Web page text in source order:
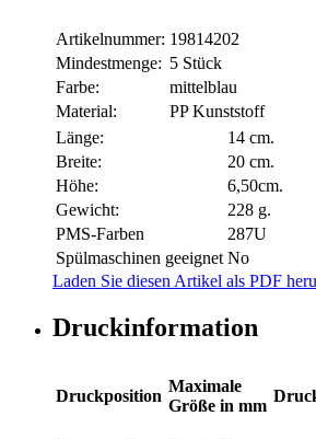
Artikelnummer: 19814202
Mindestmenge: 5 Stück
Farbe:
mittelblau
Material:
PP Kunststoff
Länge:
14 cm.
Breite:
20 cm.
Höhe:
6,50cm.
Gewicht:
228 g.
PMS-Farben
287U
Spülmaschinen geeignet No
Laden Sie diesen Artikel als PDF
Druckinformation
Druckposition
Maximale
Größe in mm